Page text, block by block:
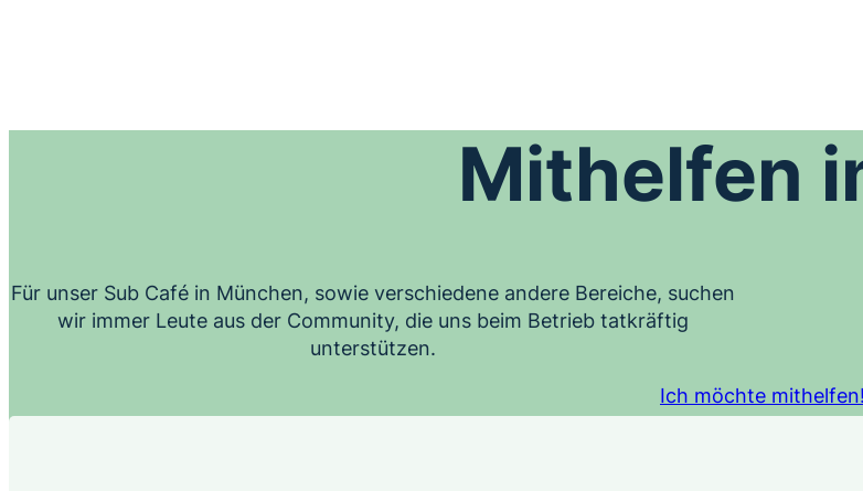
Mithelfen
Für unser Sub Café in München, sowie verschiedene andere Bereiche, suchen
wir immer Leute aus der Community, die uns beim Betrieb tatkräftig
unterstützen.
Ich möchte mithelfen!